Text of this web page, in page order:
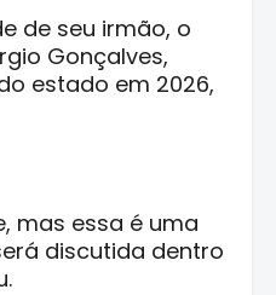
de seu irmão, o
Gonçalves,
estado em 2026,
mas essa é uma
discutida dentro